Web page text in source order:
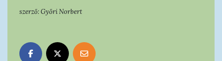
szerző:Győri Norbert